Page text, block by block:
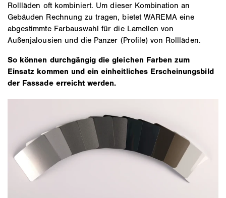
Rollläden oft kombiniert. Um dieser Kombination an
Gebäuden Rechnung zu tragen, bietet WAREMA eine
abgestimmte Farbauswahl für die Lamellen von
Außenjalousien und die Panzer (Profile) von Rollläden.
So können durchgängig die gleichen Farben zum
Einsatz kommen und ein einheitliches Erscheinungsbild
der Fassade erreicht werden.